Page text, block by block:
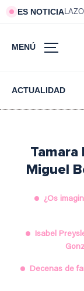
ES NOTICIA
MENÚ
ACTUALIDAD
Tamara
Miguel
¿Os
Isabel
Decenas de